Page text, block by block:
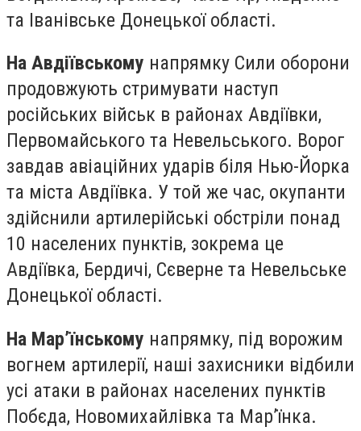
та Іванівське Донецької області.
На Авдіївському напрямку Сили оборони
продовжують стримувати наступ
російських військ в районах Авдіївки,
Первомайського та Невельського. Ворог
завдав авіаційних ударів біля Нью-Йорка
та міста Авдіївка. У той же час, окупанти
здійснили артилерійські обстріли понад
10 населених пунктів, зокрема це
Авдіївка, Бердичі, Сєверне та Невельське
Донецької області.
На Мар’їнському напрямку, під ворожим
вогнем артилерії, наші захисники відбили
усі атаки в районах населених пунктів
Побєда, Новомихайлівка та Мар’їнка.